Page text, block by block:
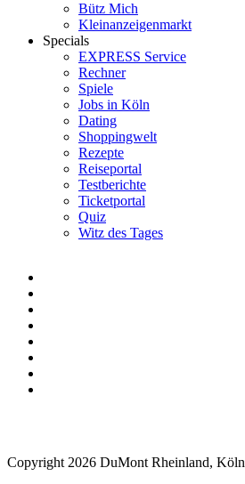
Bütz Mich
Kleinanzeigenmarkt
Specials
EXPRESS Service
Rechner
Spiele
Jobs in Köln
Dating
Shoppingwelt
Rezepte
Reiseportal
Testberichte
Ticketportal
Quiz
Witz des Tages
Copyright 2026 DuMont Rheinland, Köln